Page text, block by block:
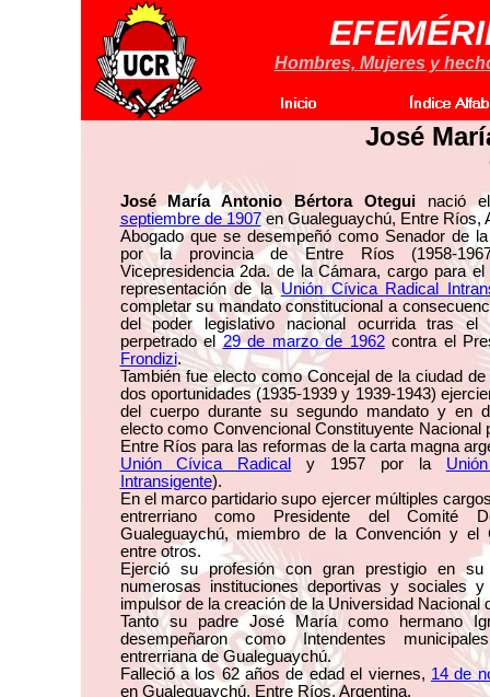
Hombres, Mujeres y
José
José María Antonio Bértora Otegui nació
septiembre de 1907en Gualeguaychú, Entre Ríos,
Abogado que se desempeñó como Senador de
por la provincia de Entre Ríos (1958-
Vicepresidencia 2da. de la Cámara, cargo para
representación de laUnión Cívica Radical
completar su mandato constitucional a
del poder legislativo nacional ocurrida tras el
perpetrado el 29 de marzo de 1962contra el
Frondizi.
También fue electo como Concejal de la ciudad
dos oportunidades (1935-1939 y 1939-1943)
del cuerpo durante su segundo mandato y en
electo como Convencional Constituyente Nacional
Entre Ríos para las reformas de la carta magna
Unión Cívica Radical
y 1957 por la
Intransigente).
En el marco partidario supo ejercer múltiples
entrerriano como Presidente del Comité
Gualeguaychú, miembro de la Convención y el
entre otros.
Ejerció su profesión con gran prestigio en
numerosas instituciones deportivas y sociales
impulsor de la creación de la Universidad Nacional
Tanto su padre José María como hermano
desempeñaron como Intendentes
entrerriana de Gualeguaychú.
Falleció a los 62 años de edad el viernes, 14 de
en Gualeguaychú, Entre Ríos, Argentina.